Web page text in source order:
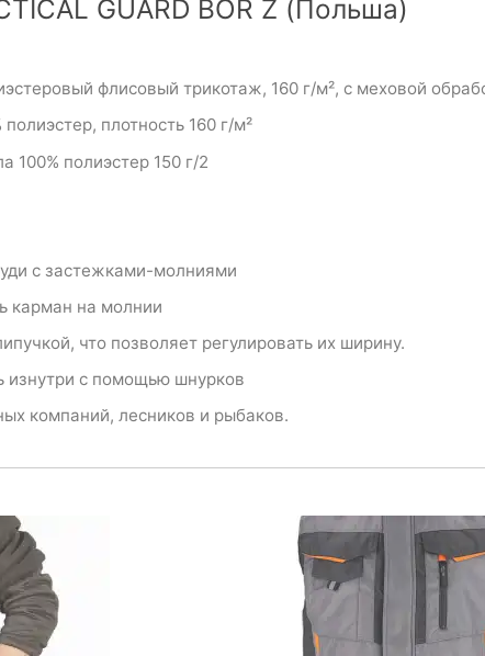
GUARD BOR Z (Польша)
флисовый трикотаж, 160 г/м², с меховой
плотность 160 г/м²
100% полиэстер 150 г/2
с застежками-молниями
карман на молнии
что позволяет регулировать их ширину.
изнутри с помощью шнурков
компаний, лесников и рыбаков.